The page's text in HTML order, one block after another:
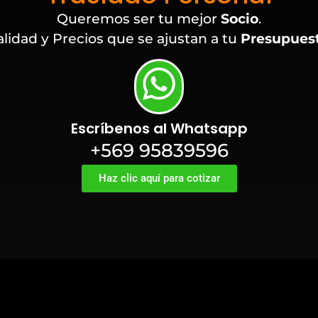
Queremos ser tu mejor Socio.
y Precios que se ajustan a tu
Escríbenos al Whatsapp
+569 95839596
Haz clic aquí para cotizar